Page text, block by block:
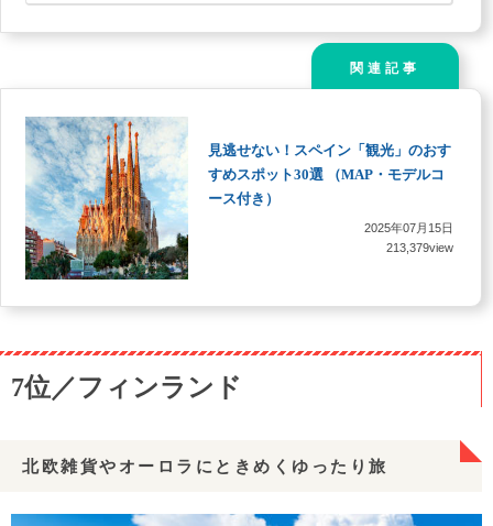
関連記事
見逃せない！スペイン「観光」のおす
すめスポット30選 （MAP・モデルコ
ース付き）
2025年07月15日
213,379view
7位／フィンランド
北欧雑貨やオーロラにときめくゆったり旅